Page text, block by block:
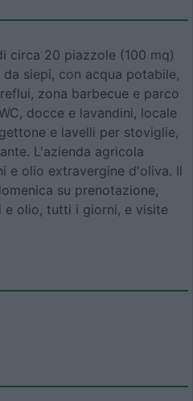
circa 20 piazzole (100 mq)
siepi, con acqua potabile,
zona barbecue e parco
docce e lavandini, locale
e lavelli per stoviglie,
L'azienda agricola
e olio extravergine d'oliva. Il
su prenotazione,
e olio, tutti i giorni, e visite